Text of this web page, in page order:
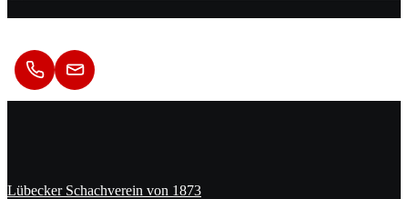
Lübecker Schachverein von 1873